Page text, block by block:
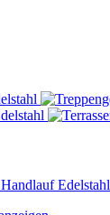
Handlauf Edelstahl